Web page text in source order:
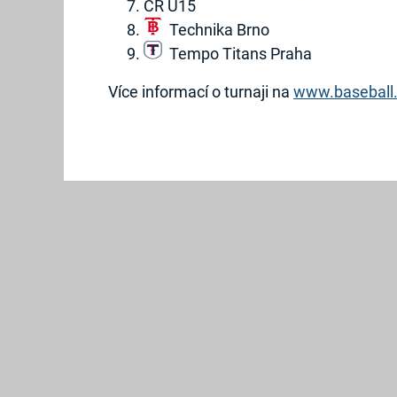
ČR U15
Technika Brno
Tempo Titans Praha
Více informací o turnaji na